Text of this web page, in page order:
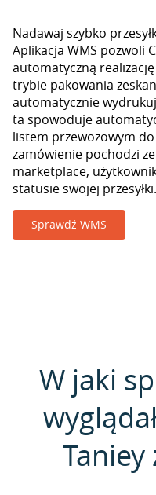
Nadawaj szybko
Aplikacja WMS pozwoli
automatyczną
trybie pakowania
automatycznie
ta spowoduje
listem przewozowym
zamówienie pochodzi
marketplace,
statusie swojej przesyłki.
Sprawdź WMS
W jaki
Taniey